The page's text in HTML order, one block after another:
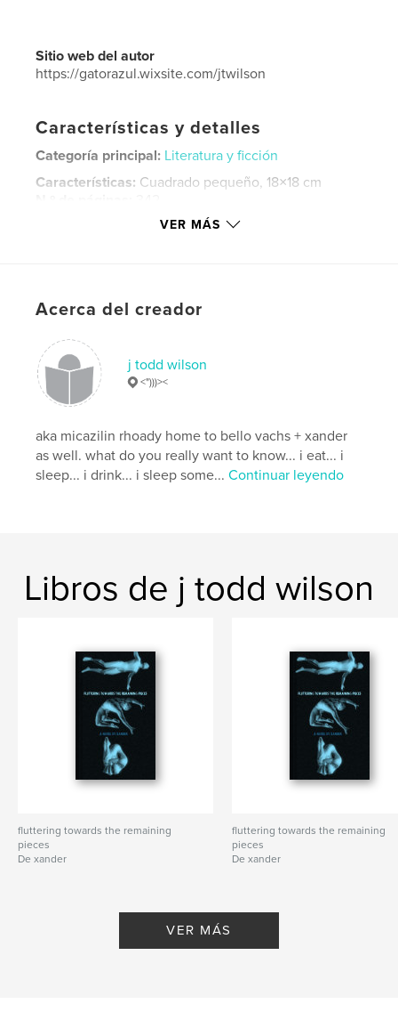
Sitio web del autor
https://gatorazul.wixsite.com/jtwilson
Características y detalles
Categoría principal: Literatura y ficción
Características: Cuadrado pequeño, 18×18 cm
Fecha de publicación:jun. 19, 2010
angst , teens , vultures
kick
VER MÁS
Acerca del creador
j todd wilson
<")))><
aka micazilin rhoady home to bello vachs + xander
as well. what do you really want to know... i eat... i
sleep... i drink... i sleep some...Continuar leyendo
Libros de j todd wilson
fluttering towards the remaining
pieces
De xander
fluttering towards the remaining
pieces
De xander
VER MÁS